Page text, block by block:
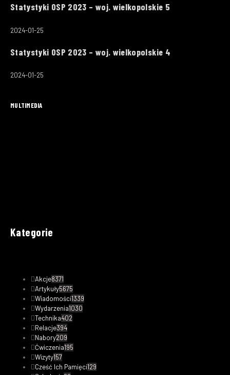
Statystyki OSP 2023 – woj. wielkopolskie 5
2024-01-25
Statystyki OSP 2023 – woj. wielkopolskie 4
2024-01-25
MULTIMEDIA
Kategorie
Akcje8371
Artykuły5675
Wiadomości1339
Wydarzenia1030
Technika402
Relacje394
Nabory209
Ćwiczenia195
Wizyty157
Cześć Ich Pamięci129